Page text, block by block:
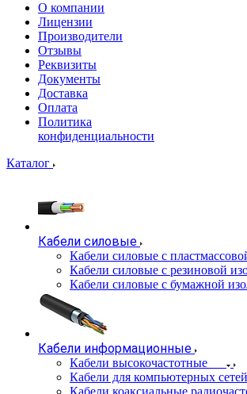
О компании
Лицензии
Производители
Отзывы
Реквизиты
Документы
Доставка
Оплата
Политика
конфиденциальности
Каталог
Кабели силовые
Кабели силовые с
Кабели силовые с резиновой
Кабели силовые с бумажной
Кабели информационные
Кабели высокочастотные
Кабели для компьютерных сетей
Кабели коаксиальные